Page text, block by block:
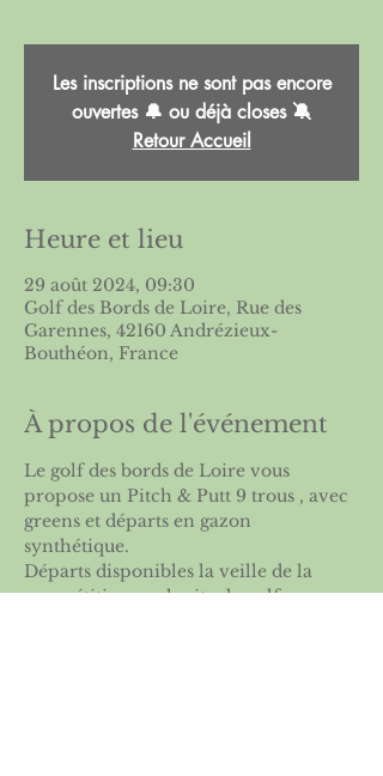
Les inscriptions ne sont pas encore
ouvertes 🔔 ou déjà closes 🔕
Retour Accueil
Heure et lieu
29 août 2024, 09:30
Golf des Bords de Loire, Rue des
Garennes, 42160 Andrézieux-
Bouthéon, France
À propos de l'événement
Le golf des bords de Loire vous
propose un Pitch & Putt 9 trous , avec
greens et départs en gazon
synthétique.
Départs disponibles la veille de la
compétition sur le site du golf